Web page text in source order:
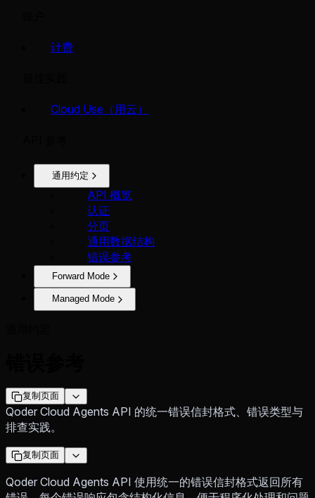
计费
Cloud Use（用云）
通用约定
API 概览
认证
分页
通用数据结构
错误参考
Forward Mode
Managed Mode
复制页面
Qoder Cloud Agents API 的统一错误信封格式、错误类型与
排查实践。
复制页面
Qoder Cloud Agents API 使用统一的错误信封格式返回所有